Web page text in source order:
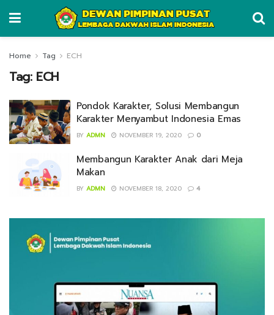
Home Tag ECH
Tag: ECH
Pondok Karakter, Solusi Membangun
Karakter Menyambut Indonesia Emas
BY ADMN NOVEMBER 19, 2020 0
Membangun Karakter Anak dari Meja
Makan
BY ADMN NOVEMBER 18, 2020 4